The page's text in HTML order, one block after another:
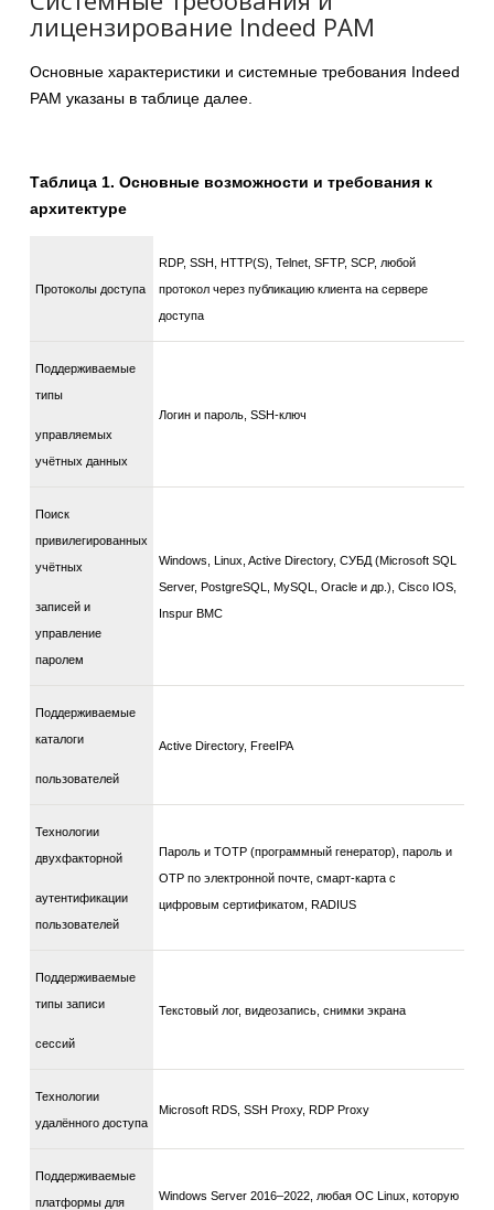
лицензирование Indeed PAM
Основные характеристики и системные требования Indeed
PAM указаны в таблице далее.
Таблица 1. Основные возможности и требования к
архитектуре
Протоколы доступа
RDP, SSH, HTTP(S), Telnet, SFTP, SCP, любой
протокол через публикацию клиента на сервере
доступа
Поддерживаемые
типы
управляемых
учётных данных
Логин и пароль, SSH-ключ
Поиск
привилегированных
учётных
записей и
управление
паролем
Windows, Linux, Active Directory, СУБД (Microsoft SQL
Server, PostgreSQL, MySQL, Oracle и др.), Cisco IOS,
Inspur BMC
Поддерживаемые
каталоги
пользователей
Active Directory, FreeIPA
Технологии
двухфакторной
аутентификации
пользователей
Пароль и TOTP (программный генератор), пароль и
OTP по электронной почте, смарт-карта с
цифровым сертификатом, RADIUS
Поддерживаемые
типы записи
сессий
Текстовый лог, видеозапись, снимки экрана
Технологии
удалённого доступа
Microsoft RDS, SSH Proxy, RDP Proxy
Поддерживаемые
платформы для
Windows Server 2016–2022, любая ОС Linux, которую